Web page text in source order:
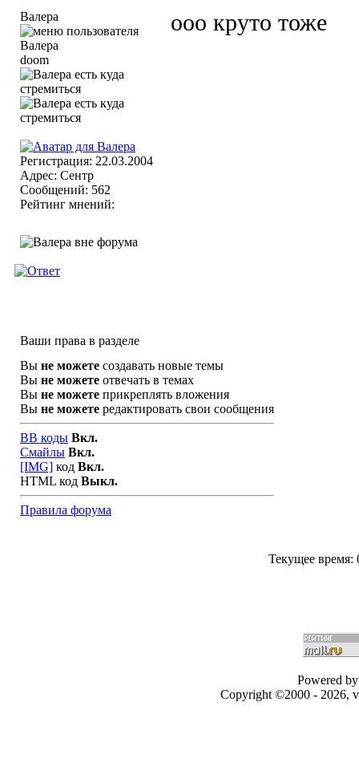
Валера
doom
Регистрация: 22.03.2004
Адрес: Сентр
Сообщений: 562
Рейтинг мнений:
ооо круто тоже
Ваши права в разделе
Вы не можете создавать новые темы
Вы не можете отвечать в темах
Вы не можете прикреплять вложения
Вы не можете редактировать свои сообщения
BB коды Вкл.
Смайлы Вкл.
[IMG] код Вкл.
HTML код Выкл.
Правила форума
Текущее время:
Powered
Copyright ©2000 - 2026,